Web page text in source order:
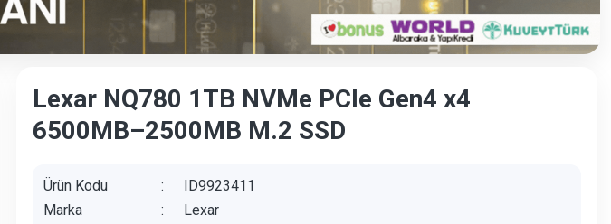
Lexar NQ780 1TB NVMe PCIe Gen4 x4
6500MB–2500MB M.2 SSD
Ürün Kodu :
ID9923411
Marka
:
Lexar